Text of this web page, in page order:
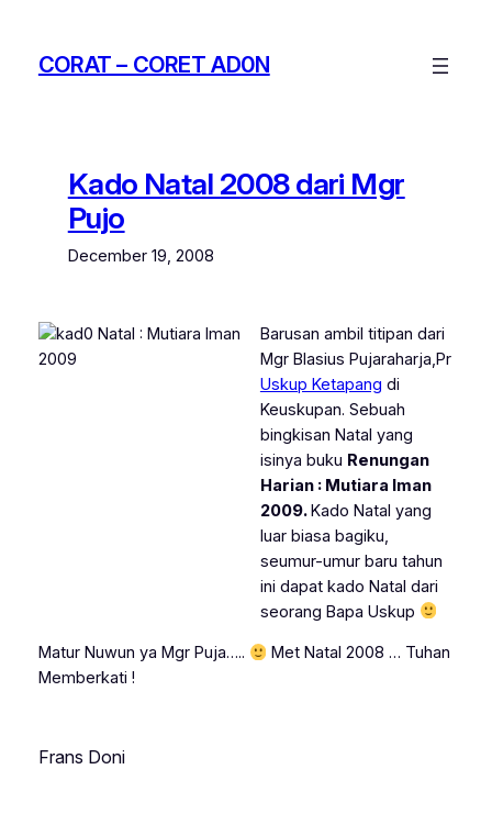
contentCORAT – CORET AD0N
Kado Natal 2008 dari Mgr
Pujo
December 19, 2008
Barusan ambil titipan dari
Mgr Blasius Pujaraharja,Pr
Uskup Ketapang di
Keuskupan. Sebuah
bingkisan Natal yang
isinya buku Renungan
Harian : Mutiara Iman
2009.Kado Natal yang
luar biasa bagiku,
seumur-umur baru tahun
ini dapat kado Natal dari
seorang Bapa Uskup
Matur Nuwun ya Mgr Puja…..
Met Natal 2008 … Tuhan
Memberkati !
Frans Doni